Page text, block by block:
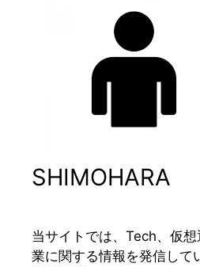
SHIMOHARA
当サイトでは、Tech、仮
業に関する情報を発信して